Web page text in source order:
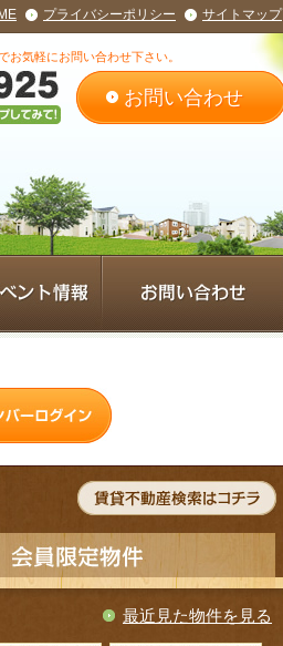
プライバシーポリシー サイトマップ
お気軽にお問い合わせ下さい。
お問い合わせ
最近見た物件を見る